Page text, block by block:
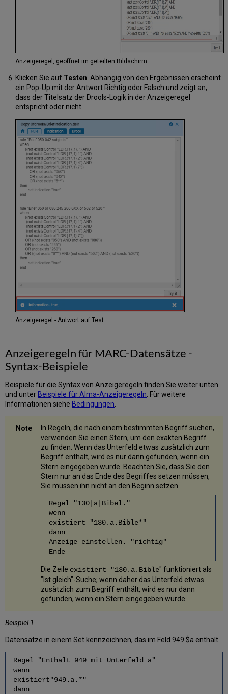
Anzeigeregel, geöffnet im geteilten Bildschirm
Klicken Sie auf Testen . Abhängig von den Ergebnissen erscheint
ein Pop-Up mit der Antwort Richtig oder Falsch und zeigt an,
dass der Titelsatz der Drools-Logik in der Anzeigeregel
entspricht oder nicht.
Anzeigeregel - Antwort auf Test
Anzeigeregeln für MARC-Datensätze -
Syntax-Beispiele
Beispiele für die Syntax von Anzeigeregeln finden Sie weiter unten
und unter Beispiele für Alma-Anzeigeregeln . Für weitere
Informationen siehe Bedingungen
In Regeln, die nach einem bestimmten Begriff suchen,
verwenden Sie einen Stern, um den exakten Begriff
zu finden. Wenn das Unterfeld etwas zusätzlich zum
Begriff enthält, wird es nur dann gefunden, wenn ein
Stern eingegeben wurde. Beachten Sie, dass Sie den
Stern nur an das Ende des Begriffes setzen müssen,
Sie müssen ihn nicht an den Beginn setzen.
Regel "130|a|Bibel."
wenn
existiert "130.a.Bible*"
dann
Anzeige einstellen. "richtig"
Ende
Die Zeile existiert "130.a.Bible" funktioniert als
"Ist gleich"-Suche; wenn daher das Unterfeld etwas
zusätzlich zum Begriff enthält, wird es nur dann
gefunden, wenn ein Stern eingegeben wurde.
Beispiel 1
Datensätze in einem Set kennzeichnen, das im Feld 949 $a enthält.
Regel "Enthält 949 mit Unterfeld a"
wenn
existiert"949.a.*"
dann